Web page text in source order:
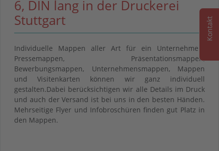
6, DIN lang in der Druckerei
Stuttgart
Individuelle Mappen aller Art für ein Unternehmen:
Pressemappen, Präsentationsmappen,
Bewerbungsmappen, Unternehmensmappen, Mappen
und Visitenkarten können wir ganz individuell
gestalten.Dabei berücksichtigen wir alle Details im Druck
und auch der Versand ist bei uns in den besten Händen.
Mehrseitige Flyer und Infobroschüren finden gut Platz in
den Mappen.
Kontakt